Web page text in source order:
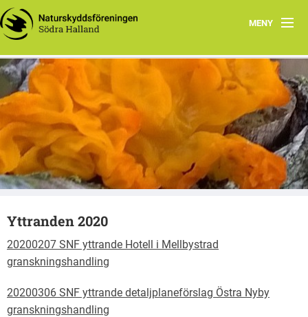
MENY
Hem
Om oss
Program
Yttranden
Starta fältbiologklubb!
Naturskyddsföreningen i Södra Halland
Laholms kommun
Yttranden 2020
20200207 SNF yttrande Hotell i Mellbystrad
granskningshandling
20200306 SNF yttrande detaljplaneförslag Östra Nyby
granskningshandling